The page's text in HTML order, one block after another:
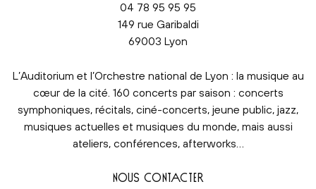
04 78 95 95 95
149 rue Garibaldi
69003 Lyon
L’Auditorium et l’Orchestre national de Lyon : la musique au
cœur de la cité. 160 concerts par saison : concerts
symphoniques, récitals, ciné-concerts, jeune public, jazz,
musiques actuelles et musiques du monde, mais aussi
ateliers, conférences, afterworks…
NOUS CONTACTER